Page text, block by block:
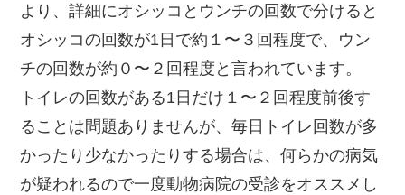
より、詳細にオシッコとウンチの回数で分けると
オシッコの回数が1日で約１〜３回程度で、ウン
チの回数が約０〜２回程度と言われています。
トイレの回数がある1日だけ１〜２回程度前後す
ることは問題ありませんが、毎日トイレ回数が多
かったり少なかったりする場合は、何らかの病気
が疑われるので一度動物病院の受診をオススメし